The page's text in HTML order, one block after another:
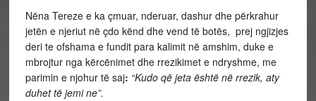
Nëna Tereze e ka çmuar, nderuar, dashur dhe përkrahur
jetën e njeriut në çdo kënd dhe vend të botës, prej ngjizjes
deri te ofshama e fundit para kalimit në amshim, duke e
mbrojtur nga kërcënimet dhe rrezikimet e ndryshme, me
parimin e njohur të saj: “Kudo që jeta është në rrezik, aty
duhet të jemi ne”.